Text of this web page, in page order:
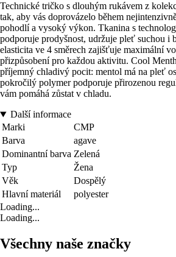
Technické tričko s dlouhým rukávem z
tak, aby vás doprovázelo během
pohodlí a vysoký výkon. Tkanina s
podporuje prodyšnost, udržuje pleť suchou i
elasticita ve 4 směrech zajišťuje maximální
přizpůsobení pro každou aktivitu. Cool
příjemný chladivý pocit: mentol má na pleť
pokročilý polymer podporuje přirozenou
vám pomáhá zůstat v chladu.
Další informace
Marki
CMP
Barva
agave
Dominantní barva Zelená
Typ
Žena
Věk
Dospělý
Hlavní materiál
polyester
Loading...
Loading...
Všechny naše značky